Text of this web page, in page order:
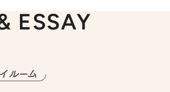
ESSAY